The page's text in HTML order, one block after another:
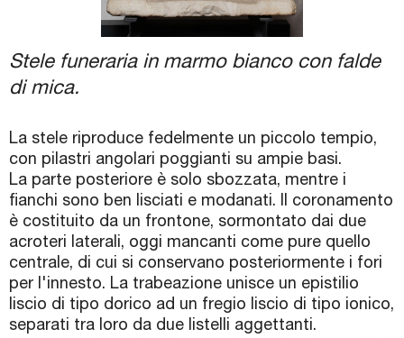
Stele funeraria in marmo bianco con falde
di mica.
La stele riproduce fedelmente un piccolo tempio,
con pilastri angolari poggianti su ampie basi.
La parte posteriore è solo sbozzata, mentre i
fianchi sono ben lisciati e modanati. Il coronamento
è costituito da un frontone, sormontato dai due
acroteri laterali, oggi mancanti come pure quello
centrale, di cui si conservano posteriormente i fori
per l'innesto. La trabeazione unisce un epistilio
liscio di tipo dorico ad un fregio liscio di tipo ionico,
separati tra loro da due listelli aggettanti.